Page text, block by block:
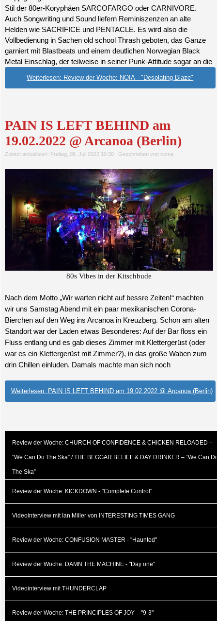
Stil der 80er-Koryphäen SARCOFARGO oder CARNIVORE.
Auch Songwriting und Sound liefern Reminiszenzen an alte
Helden wie SACRIFICE und PENTACLE. Es wird also die
Vollbedienung in Sachen old school Thrash geboten, das Ganze
garniert mit Blastbeats und einem deutlichen Norwegian Black
Metal Einschlag, der teilweise in seiner Punk-Attitude sogar an die
Weiterlesen: Review der Woche: NOIA - "Desolating Blaze"
PAIN IS LEFT BEHIND am
19.02.2022 @ Arcanoa (Berlin)
Zuletzt aktualisiert: Freitag, 08. Juli 2022 10:30| Geschrieben von coma
80s Vibes in der Kitschbude
Nach dem Motto „Wir warten nicht auf bessre Zeiten!“ machten
wir uns Samstag Abend mit ein paar mexikanischen Corona-
Bierchen auf den Weg ins Arcanoa in Kreuzberg. Schon am alten
Standort war der Laden etwas Besonderes: Auf der Bar floss ein
Fluss entlang und es gab dieses Zimmer mit Klettergerüst (oder
war es ein Klettergerüst mit Zimmer?), in das große Waben zum
drin Chillen einluden. Damals machte man sich noch
Weiterlesen: PAIN IS LEFT BEHIND am 19.02.2022 @ Arcanoa (Berlin)
Review der Woche: CHURCH OF CONFIDENCE & CHICKEN RELOADED –
“We Can Do The Ska” / THE BEGGAR BELIEF & DAY DRINKER – “We Can
The Ska”
Review der Woche: KICKDOWN - "Complete Control"
Videointerview mit Ian Miller von INTERESTING TIMES GANG
Review der Woche: CONFUSION MASTER - "Haunted"
Review der Woche: DAMN THE MACHINE - "Day one"
Videointerview mit THUNDERCLAP
Review der Woche: THE PRINCIPLES OF JOY – "9-3"